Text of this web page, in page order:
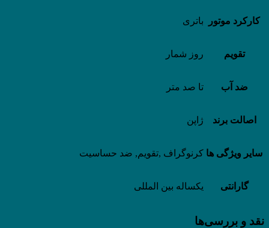
کارکرد موتور باتری
تقویم روز شمار
ضد آب تا صد متر
اصالت برند ژاپن
سایر ویژگی ها کرنوگراف ,تقویم, ضد حساسیت
گارانتی یکساله بین المللی
نقد و بررسی‌ها